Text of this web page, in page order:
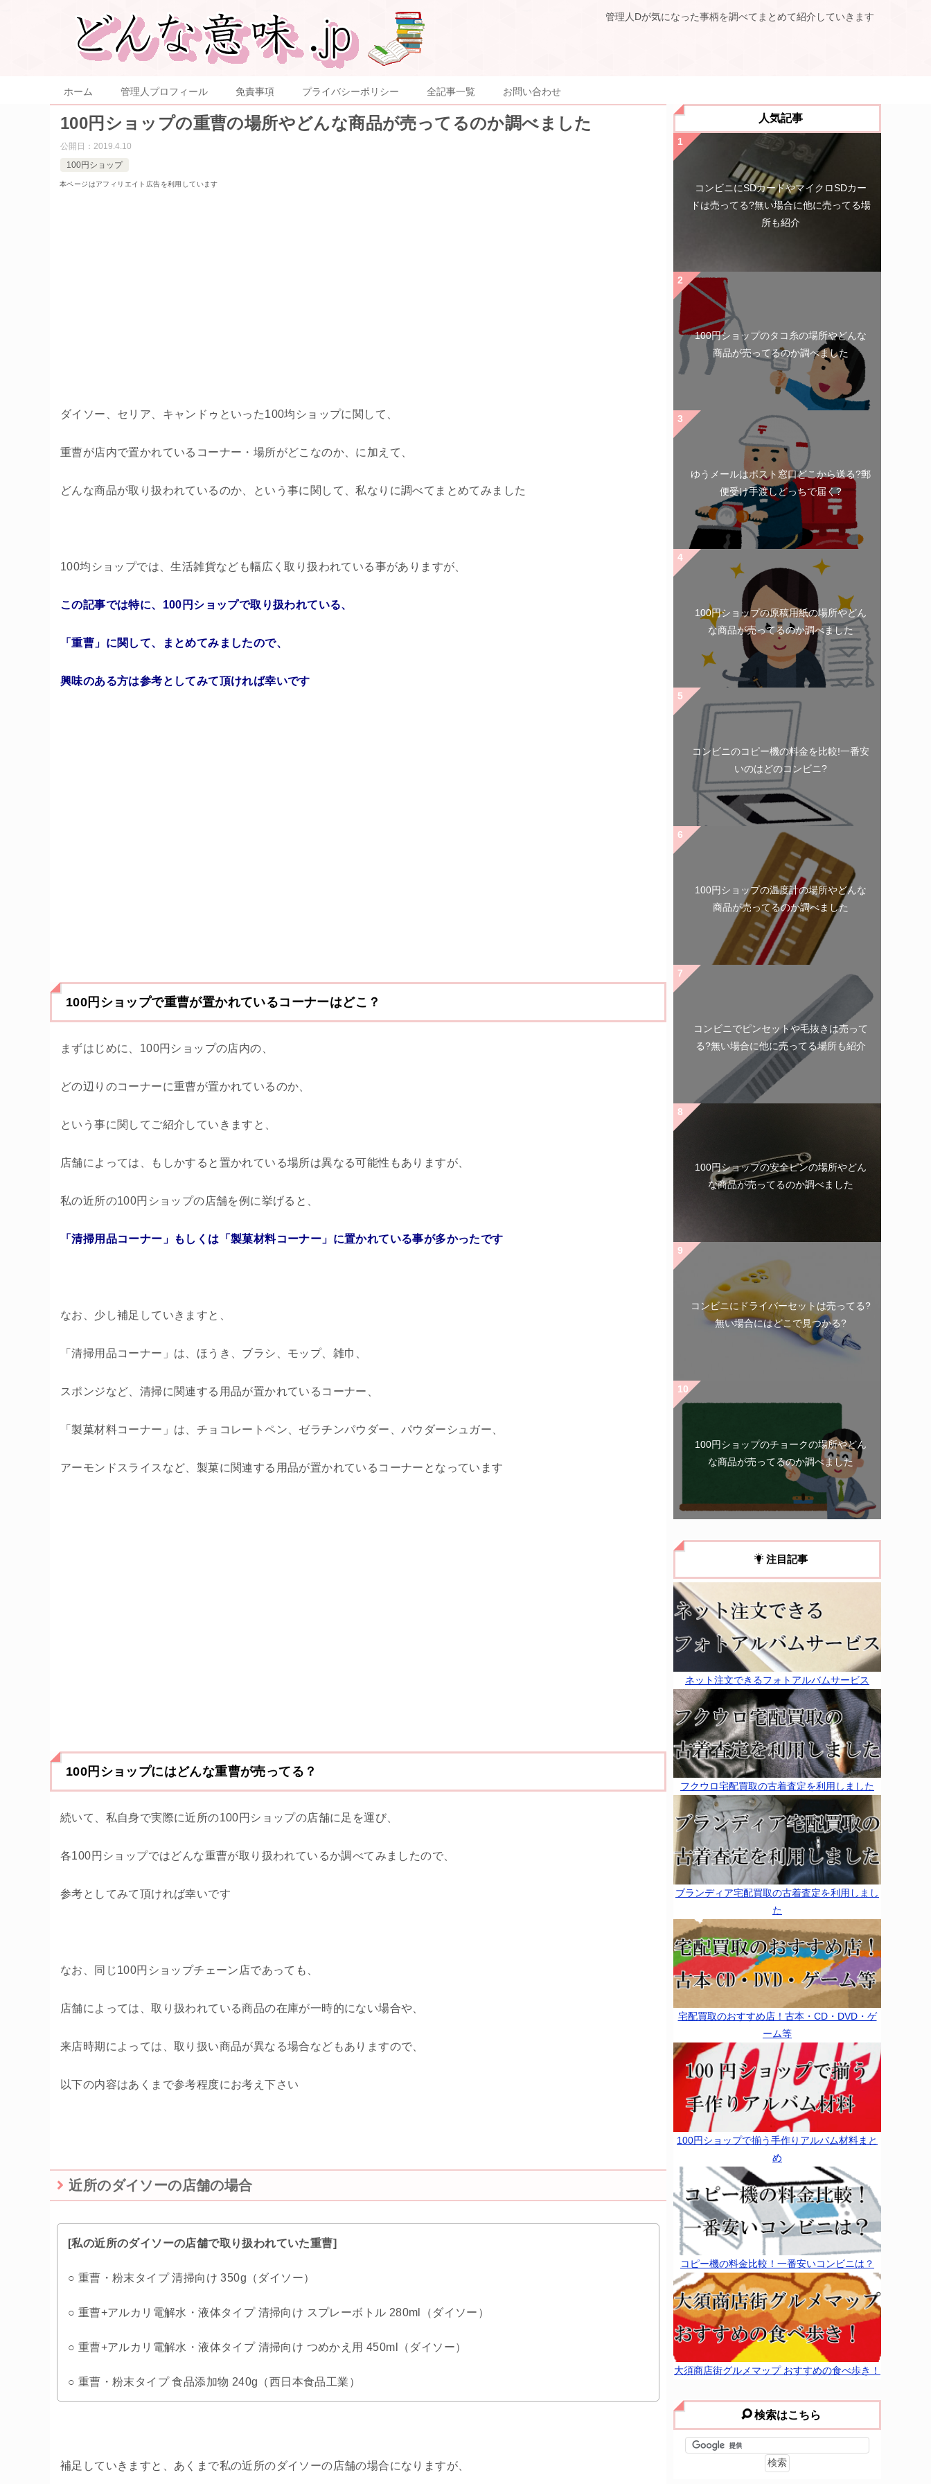
管理人Dが気になった事柄を調べてまとめて紹介していきます
ホーム 管理人プロフィール 免責事項 プライバシーポリシー 全記事一覧 お問い合わせ
100円ショップの重曹の場所やどんな商品が売ってるのか調べました
公開日： 2019.4.10
100円ショップ
本ページはアフィリエイト広告を利用しています
ダイソー、セリア、キャンドゥといった100均ショップに関して、
重曹が店内で置かれているコーナー・場所がどこなのか、に加えて、
どんな商品が取り扱われているのか、という事に関して、私なりに調べてまとめてみました
100均ショップでは、生活雑貨なども幅広く取り扱われている事がありますが、
この記事では特に、100円ショップで取り扱われている、
「重曹」に関して、まとめてみましたので、
興味のある方は参考としてみて頂ければ幸いです
100円ショップで重曹が置かれているコーナーはどこ？
まずはじめに、100円ショップの店内の、
どの辺りのコーナーに重曹が置かれているのか、
という事に関してご紹介していきますと、
店舗によっては、もしかすると置かれている場所は異なる可能性もありますが、
私の近所の100円ショップの店舗を例に挙げると、
「清掃用品コーナー」もしくは「製菓材料コーナー」に置かれている事が多かったです
なお、少し補足していきますと、
「清掃用品コーナー」は、ほうき、ブラシ、モップ、雑巾、
スポンジなど、清掃に関連する用品が置かれているコーナー、
「製菓材料コーナー」は、チョコレートペン、ゼラチンパウダー、パウダーシュガー、
アーモンドスライスなど、製菓に関連する用品が置かれているコーナーとなっています
100円ショップにはどんな重曹が売ってる？
続いて、私自身で実際に近所の100円ショップの店舗に足を運び、
各100円ショップではどんな重曹が取り扱われているか調べてみましたので、
参考としてみて頂ければ幸いです
なお、同じ100円ショップチェーン店であっても、
店舗によっては、取り扱われている商品の在庫が一時的にない場合や、
来店時期によっては、取り扱い商品が異なる場合などもありますので、
以下の内容はあくまで参考程度にお考え下さい
近所のダイソーの店舗の場合
[私の近所のダイソーの店舗で取り扱われていた重曹]
○ 重曹・粉末タイプ 清掃向け 350g（ダイソー）
○ 重曹+アルカリ電解水・液体タイプ 清掃向け スプレーボトル 280ml（ダイソー）
○ 重曹+アルカリ電解水・液体タイプ 清掃向け つめかえ用 450ml（ダイソー）
○ 重曹・粉末タイプ 食品添加物 240g（西日本食品工業）
補足していきますと、あくまで私の近所のダイソーの店舗の場合になりますが、
人気記事
コンビニにSDカードやマイクロSDカー
ドは売ってる?無い場合に他に売ってる場
所も紹介
100円ショップのタコ糸の場所やどんな
商品が売ってるのか調べました
ゆうメールはポスト窓口どこから送る?郵
便受け手渡しどっちで届く?
100円ショップの原稿用紙の場所やどん
な商品が売ってるのか調べました
コンビニのコピー機の料金を比較!一番安
いのはどのコンビニ?
100円ショップの温度計の場所やどんな
商品が売ってるのか調べました
コンビニでピンセットや毛抜きは売って
る?無い場合に他に売ってる場所も紹介
100円ショップの安全ピンの場所やどん
な商品が売ってるのか調べました
コンビニにドライバーセットは売ってる?
無い場合にはどこで見つかる?
100円ショップのチョークの場所やどん
な商品が売ってるのか調べました
注目記事
ネット注文できるフォトアルバムサービス
フクウロ宅配買取の古着査定を利用しました
ブランディア宅配買取の古着査定を利用しまし
た
宅配買取のおすすめ店！古本・CD・DVD・ゲ
ーム等
100円ショップで揃う手作りアルバム材料まと
め
コピー機の料金比較！一番安いコンビニは？
大須商店街グルメマップ おすすめの食べ歩き！
検索はこちら